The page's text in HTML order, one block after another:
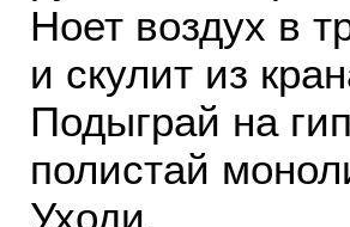
Ноет воздух в
и скулит из
Подыграй на
полистай
Уходи,